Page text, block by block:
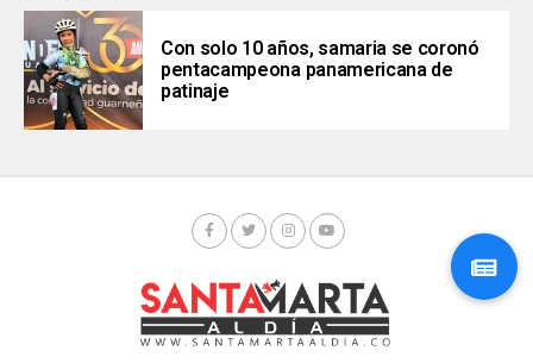
Con solo 10 años, samaria se coronó
pentacampeona panamericana de
patinaje